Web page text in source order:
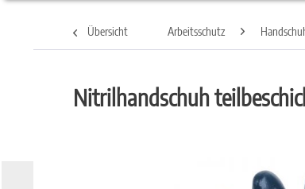
Übersicht Arbeitsschutz
Nitrilhandschuh